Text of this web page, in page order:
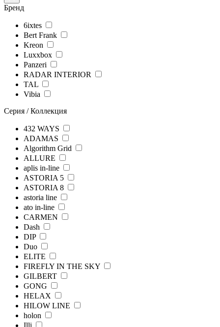
Бренд
6ixtes
Bert Frank
Kreon
Luxxbox
Panzeri
RADAR INTERIOR
TAL
Vibia
Серия / Коллекция
432 WAYS
ADAMAS
Algorithm Grid
ALLURE
aplis in-line
ASTORIA 5
ASTORIA 8
astoria line
ato in-line
CARMEN
Dash
DIP
Duo
ELITE
FIREFLY IN THE SKY
GILBERT
GONG
HELAX
HILOW LINE
holon
Illi